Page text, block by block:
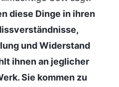
diese Dinge in ihren
und Widerstand
ihnen an jeglicher
Sie kommen zu